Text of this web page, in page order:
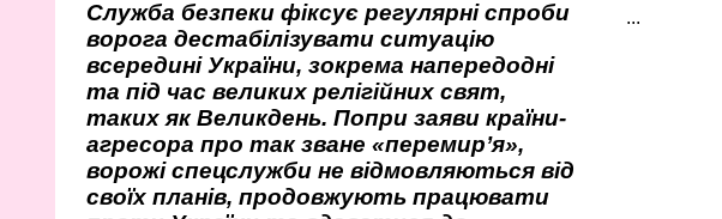
Служба безпеки фіксує регулярні спроби
ворога дестабілізувати ситуацію
всередині України, зокрема напередодні
та під час великих релігійних свят,
таких як Великдень. Попри заяви країни-
агресора про так зване «перемир’я»,
ворожі спецслужби не відмовляються від
своїх планів, продовжують працювати
...